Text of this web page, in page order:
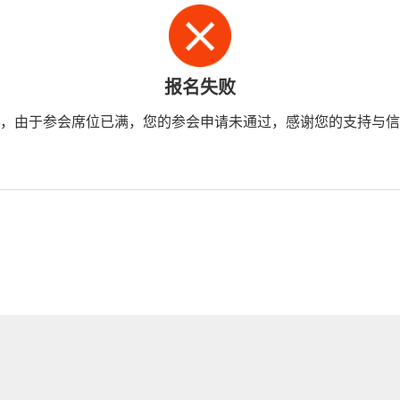
报名失败
由于参会席位已满，您的参会申请未通过，感谢您的支持与